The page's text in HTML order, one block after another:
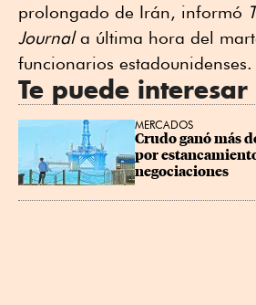
prolongado de Irán, informó
Journala última hora del
funcionarios estadounidenses.
Te puede interesar
MERCADOS
Crudo ganó más
por
negociaciones